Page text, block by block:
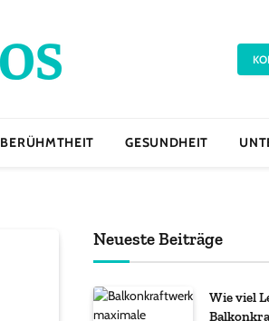
BERÜHMTHEIT GESUNDHEIT
Neueste Beiträge
Wie viel